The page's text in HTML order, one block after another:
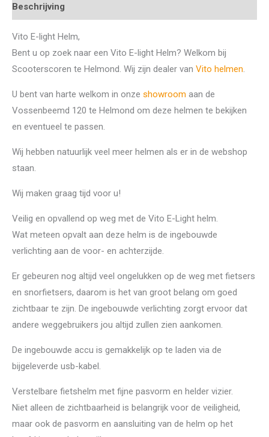
Beschrijving
Vito E-light Helm,
Bent u op zoek naar een Vito E-light Helm? Welkom bij
Scooterscoren te Helmond. Wij zijn dealer van Vito helmen.
U bent van harte welkom in onze showroom aan de
Vossenbeemd 120 te Helmond om deze helmen te bekijken
en eventueel te passen.
Wij hebben natuurlijk veel meer helmen als er in de webshop
staan.
Wij maken graag tijd voor u!
Veilig en opvallend op weg met de Vito E-Light helm.
Wat meteen opvalt aan deze helm is de ingebouwde
verlichting aan de voor- en achterzijde.
Er gebeuren nog altijd veel ongelukken op de weg met fietsers
en snorfietsers, daarom is het van groot belang om goed
zichtbaar te zijn. De ingebouwde verlichting zorgt ervoor dat
andere weggebruikers jou altijd zullen zien aankomen.
De ingebouwde accu is gemakkelijk op te laden via de
bijgeleverde usb-kabel.
Verstelbare fietshelm met fijne pasvorm en helder vizier.
Niet alleen de zichtbaarheid is belangrijk voor de veiligheid,
maar ook de pasvorm en aansluiting van de helm op het